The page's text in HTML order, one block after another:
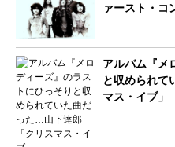
ァースト・コ
アルバム『メ
と収められて
マス・イブ」